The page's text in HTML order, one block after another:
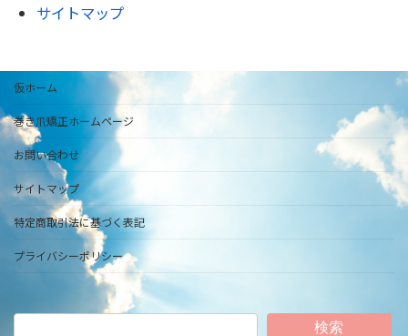
サイトマップ
仮ホーム
巻き爪矯正ホームページ
お問い合わせ
サイトマップ
特定商取引法に基づく表記
プライバシーポリシー
検索